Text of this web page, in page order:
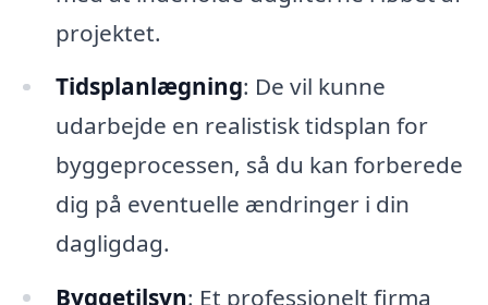
projektet.
Tidsplanlægning: De vil kunne
udarbejde en realistisk tidsplan for
byggeprocessen, så du kan forberede
dig på eventuelle ændringer i din
dagligdag.
Byggetilsyn: Et professionelt firma